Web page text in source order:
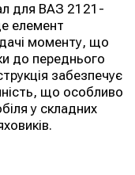
для ВАЗ 2121-
елемент
моменту, що
до переднього
забезпечує
що особливо
у складних